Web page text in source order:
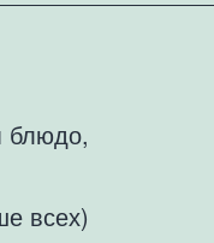
блюдо,
всех)